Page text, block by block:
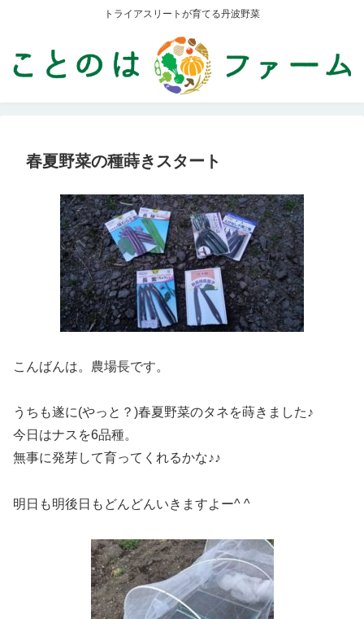
トライアスリートが育てる丹波野菜
春夏野菜の種蒔きスタート
こんばんは。農場長です。
うちも遂に(やっと？)春夏野菜のタネを蒔きました♪
今日はナスを6品種。
無事に発芽して育ってくれるかな♪♪
明日も明後日もどんどんいきますよー^ ^